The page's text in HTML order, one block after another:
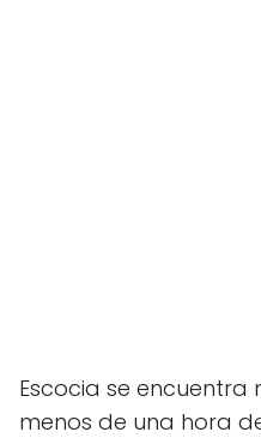
Escocia se encuentra
menos de una hora